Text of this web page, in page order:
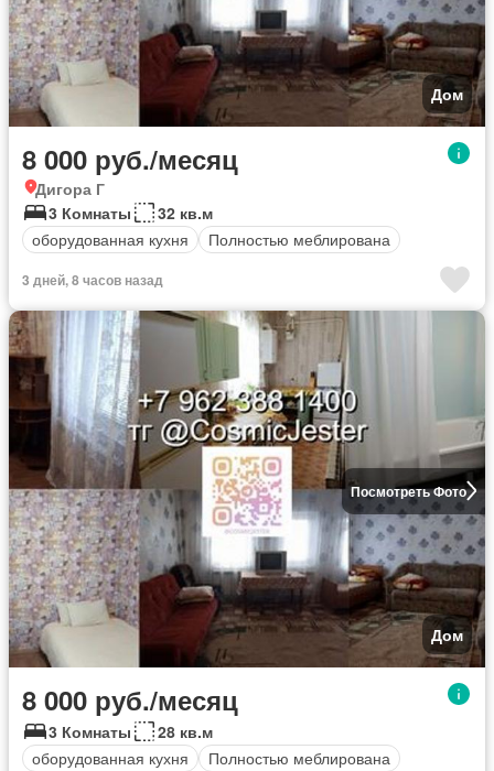
Дом
8 000 руб./месяц
Дигора Г
3 Комнаты
32 кв.м
оборудованная кухня
Полностью меблирована
3 дней, 8 часов назад
Посмотреть Фото
Дом
8 000 руб./месяц
3 Комнаты
28 кв.м
оборудованная кухня
Полностью меблирована